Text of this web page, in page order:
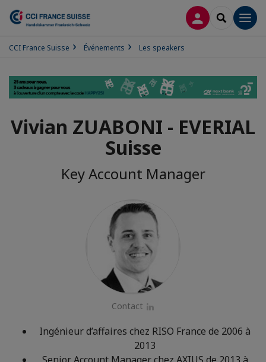
CONNEXION
CCI France Suisse Événements Les speakers
Vivian ZUABONI - EVERIAL
Suisse
Key Account Manager
Contact
Ingénieur d’affaires chez RISO France de 2006 à
2013